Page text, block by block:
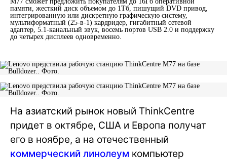
памяти, жесткий диск объемом до 1Тб, пишущий DVD привод,
интегрированную или дискретную графическую систему,
мультиформатный (25-в-1) кардридер, гигабитный сетевой
адаптер, 5.1-канальный звук, восемь портов USB 2.0 и поддержку
до четырех дисплеев одновременно.
На азиатский рынок новый ThinkCentre
придет в октябре, США и Европа получат
его в ноябре, а на отечественный
коммерческий линолеум компьютер